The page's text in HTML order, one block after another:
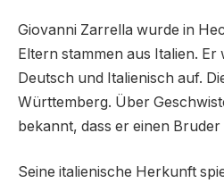
Giovanni Zarrella wurde in
Eltern stammen aus Italien.
Deutsch und Italienisch auf.
Württemberg. Über
bekannt, dass er einen Bruder
Seine italienische Herkunft